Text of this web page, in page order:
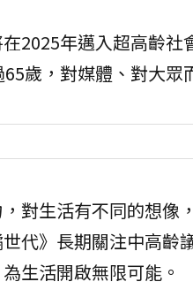
2025年邁入超高齡
歲，對媒體、對大眾
，對生活有不同的想
代》長期關注中高齡
生活開啟無限可能。